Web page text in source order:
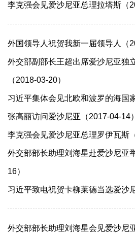
李克强会见爱沙尼亚总理拉塔斯（
外国领导人祝贺我新一届领导人（
外交部副部长王超出席爱沙尼亚独
（2018-03-20）
习近平集体会见北欧和波罗的海国
张高丽访问爱沙尼亚（2017-04-14）
李克强会见爱沙尼亚总理罗伊瓦斯
外交部部长助理刘海星赴爱沙尼亚
16）
习近平致电祝贺卡柳莱德当选爱沙
外交部部长助理刘海星会见爱沙尼